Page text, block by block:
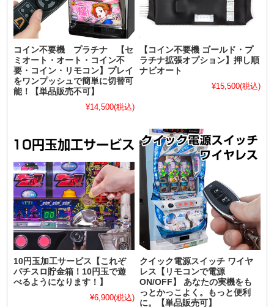
コイン不要機 プラチナ 【セ
ミオート・オート・コイン不
要・コイン・リモコン】プレイ
をワンプッシュで簡単に切替可
能！【単品販売不可】
¥14,500(税込)
【コイン不要機 ゴールド・プ
ラチナ拡張オプション】押し順
ナビオート
¥15,500(税込)
10円玉加工サービス【これぞ
パチスロ貯金箱！10円玉で遊
べるようになります！】
¥6,900(税込)
クイック電源スイッチ ワイヤ
レス【リモコンで電源
ON/OFF】 あなたの実機をも
っとかっこよく。もっと便利
に。【単品販売可】